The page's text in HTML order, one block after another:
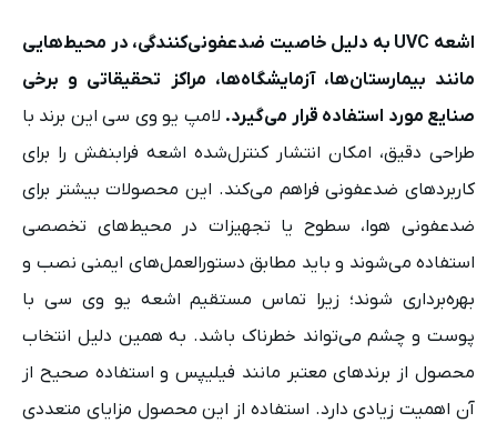
اشعه UVC به دلیل خاصیت ضدعفونی‌کنندگی، در محیط‌هایی
مانند بیمارستان‌ها، آزمایشگاه‌ها، مراکز تحقیقاتی و برخی
صنایع مورد استفاده قرار می‌گیرد. لامپ یو وی سی این برند با
طراحی دقیق، امکان انتشار کنترل‌شده اشعه فرابنفش را برای
کاربردهای ضدعفونی فراهم می‌کند. این محصولات بیشتر برای
ضدعفونی هوا، سطوح یا تجهیزات در محیط‌های تخصصی
استفاده می‌شوند و باید مطابق دستورالعمل‌های ایمنی نصب و
بهره‌برداری شوند؛ زیرا تماس مستقیم اشعه یو وی سی با
پوست و چشم می‌تواند خطرناک باشد. به همین دلیل انتخاب
محصول از برندهای معتبر مانند فیلیپس و استفاده صحیح از
آن اهمیت زیادی دارد. استفاده از این محصول مزایای متعددی